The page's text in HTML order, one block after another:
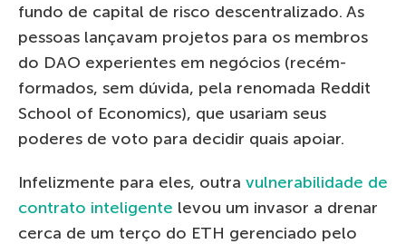
fundo de capital de risco descentralizado. As
pessoas lançavam projetos para os membros
do DAO experientes em negócios (recém-
formados, sem dúvida, pela renomada Reddit
School of Economics), que usariam seus
poderes de voto para decidir quais apoiar.
Infelizmente para eles, outra vulnerabilidade de
contrato inteligente levou um invasor a drenar
cerca de um terço do ETH gerenciado pelo